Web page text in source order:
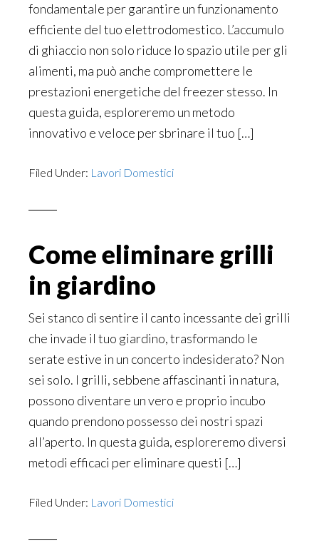
fondamentale per garantire un funzionamento
efficiente del tuo elettrodomestico. L’accumulo
di ghiaccio non solo riduce lo spazio utile per gli
alimenti, ma può anche compromettere le
prestazioni energetiche del freezer stesso. In
questa guida, esploreremo un metodo
innovativo e veloce per sbrinare il tuo […]
Filed Under: Lavori Domestici
Come eliminare grilli
in giardino
Sei stanco di sentire il canto incessante dei grilli
che invade il tuo giardino, trasformando le
serate estive in un concerto indesiderato? Non
sei solo. I grilli, sebbene affascinanti in natura,
possono diventare un vero e proprio incubo
quando prendono possesso dei nostri spazi
all’aperto. In questa guida, esploreremo diversi
metodi efficaci per eliminare questi […]
Filed Under: Lavori Domestici